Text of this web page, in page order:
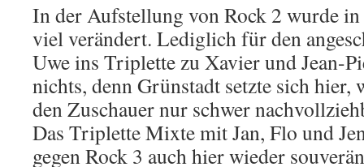
In der Aufstellung von Rock 2 wurde
viel verändert. Lediglich für den
Uwe ins Triplette zu Xavier und Jean-
nichts, denn Grünstadt setzte sich hier,
den Zuschauer nur schwer
Das Triplette Mixte mit Jan, Flo und
gegen Rock 3 auch hier wieder